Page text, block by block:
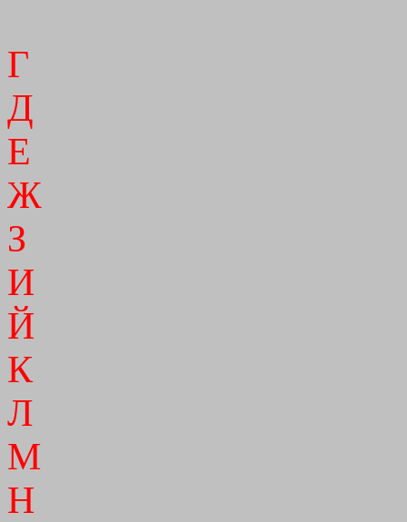
Г
Д
Е
Ж
З
И
Й
К
Л
М
Н